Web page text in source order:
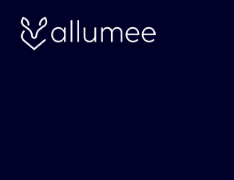
contenuto